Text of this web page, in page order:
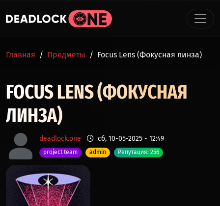
СТРОКА НАВИГАЦИИ
Главная Предметы Focus Lens (Фокусная линза)
FOCUS LENS (ФОКУСНАЯ
ЛИНЗА)
deadlock.one сб, 10-05-2025 - 12:49
project team admin Репутация: 256